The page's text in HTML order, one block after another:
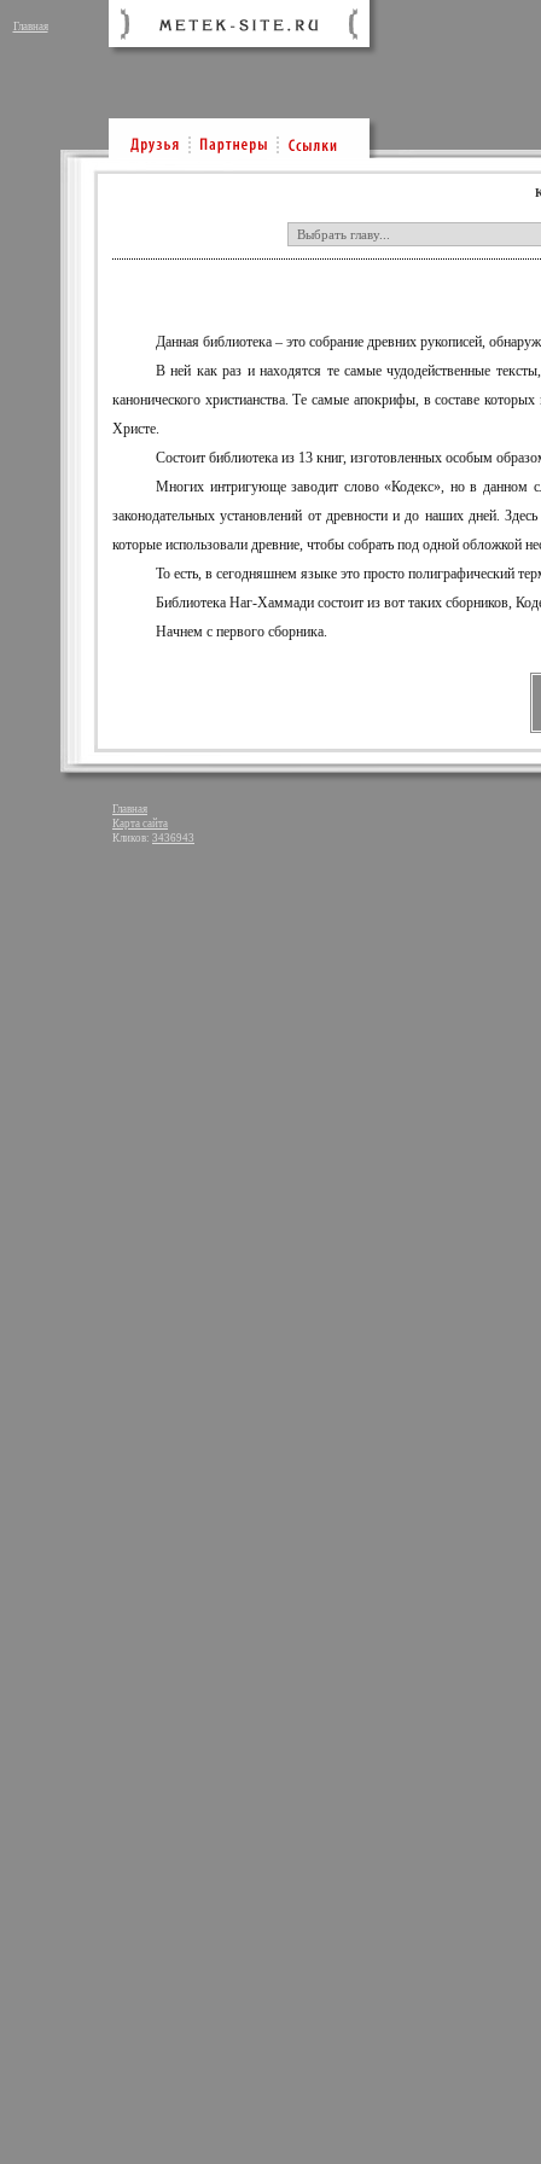
Главная
Данная библиотека – это собрание древних рукописей,
В ней как раз и находятся те самые чудодейственные
канонического христианства. Те самые апокрифы, в составе
Христе.
Состоит библиотека из 13 книг, изготовленных особым
Многих интригующе заводит слово «Кодекс», но в данном
законодательных установлений от древности и до наших дней.
которые использовали древние, чтобы собрать под одной обложкой
То есть, в сегодняшнем языке это просто полиграфический
Библиотека Наг-Хаммади состоит из вот таких сборников,
Начнем с первого сборника.
Главная
Карта сайта
Кликов: 3436943